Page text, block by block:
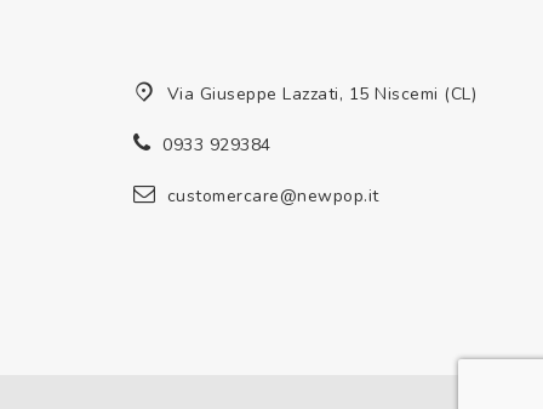
Via Giuseppe Lazzati, 15 Niscemi (CL)
0933 929384
customercare@newpop.it